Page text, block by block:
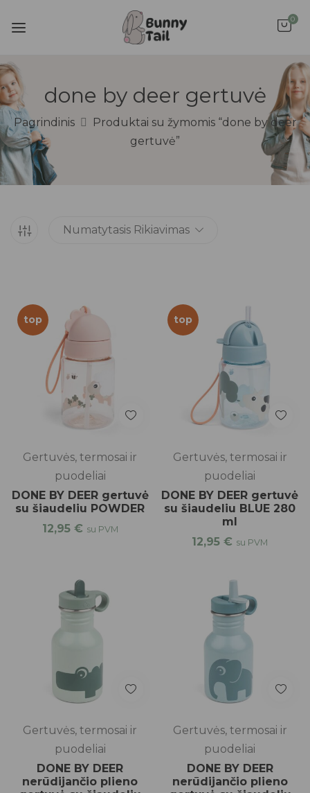
0
done by deer gertuvė
Pagrindinis
Produktai su žymomis “done by deer
gertuvė”
Numatytasis Rikiavimas
top
Gertuvės, termosai ir
puodeliai
DONE BY DEER gertuvė
su šiaudeliu POWDER
12,95 € su PVM
top
Gertuvės, termosai ir
puodeliai
DONE BY DEER gertuvė
su šiaudeliu BLUE 280
ml
12,95€ su PVM
Gertuvės, termosai ir
puodeliai
DONE BY DEER
nerūdijančio plieno
Gertuvės, termosai ir
puodeliai
DONE BY DEER
nerūdijančio plieno